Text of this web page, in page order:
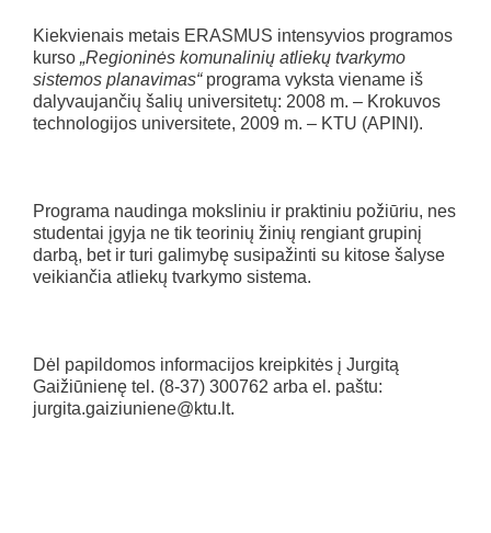
Kiekvienais metais ERASMUS intensyvios programos
kurso „Regioninės komunalinių atliekų tvarkymo
sistemos planavimas“programa vyksta viename iš
dalyvaujančių šalių universitetų: 2008 m. – Krokuvos
technologijos universitete, 2009 m. – KTU (APINI).
Programa naudinga moksliniu ir praktiniu požiūriu, nes
studentai įgyja ne tik teorinių žinių rengiant grupinį
darbą, bet ir turi galimybę susipažinti su kitose šalyse
veikiančia atliekų tvarkymo sistema.
Dėl papildomos informacijos kreipkitės į Jurgitą
Gaižiūnienę tel. (8-37) 300762 arba el. paštu:
jurgita.gaiziuniene@ktu.lt.